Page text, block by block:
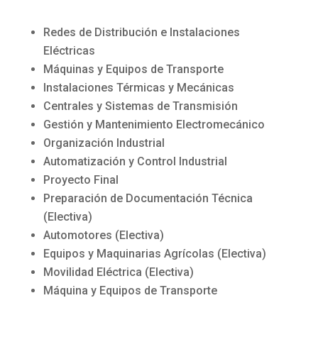
Redes de Distribución e Instalaciones
Eléctricas
Máquinas y Equipos de Transporte
Instalaciones Térmicas y Mecánicas
Centrales y Sistemas de Transmisión
Gestión y Mantenimiento Electromecánico
Organización Industrial
Automatización y Control Industrial
Proyecto Final
Preparación de Documentación Técnica
(Electiva)
Automotores (Electiva)
Equipos y Maquinarias Agrícolas (Electiva)
Movilidad Eléctrica (Electiva)
Máquina y Equipos de Transporte